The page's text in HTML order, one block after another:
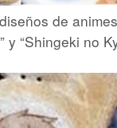
de
y “Shingeki no